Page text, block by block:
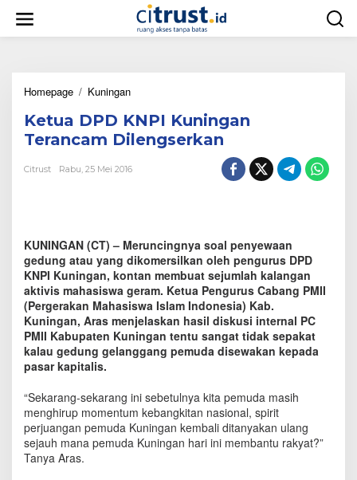
w
Homepage / Kuningan
t
u
a
D
P
I
K
u
n
i
n
g
a
e
r
a
n
c
Ketua DPD KNPI Kuningan
Terancam Dilengserkan
Citrust Rabu, 25 Mei 2016
KUNINGAN (CT) – Meruncingnya soal penyewaan
gedung atau yang dikomersilkan oleh pengurus DPD
KNPI Kuningan, kontan membuat sejumlah kalangan
aktivis mahasiswa geram. Ketua Pengurus Cabang PMII
(Pergerakan Mahasiswa Islam Indonesia) Kab.
Kuningan, Aras menjelaskan hasil diskusi internal PC
PMII Kabupaten Kuningan tentu sangat tidak sepakat
kalau gedung gelanggang pemuda disewakan kepada
pasar kapitalis.
“Sekarang-sekarang ini sebetulnya kita pemuda masih
menghirup momentum kebangkitan nasional, spirit
perjuangan pemuda Kuningan kembali ditanyakan ulang
sejauh mana pemuda Kuningan hari ini membantu rakyat?”
Tanya Aras.